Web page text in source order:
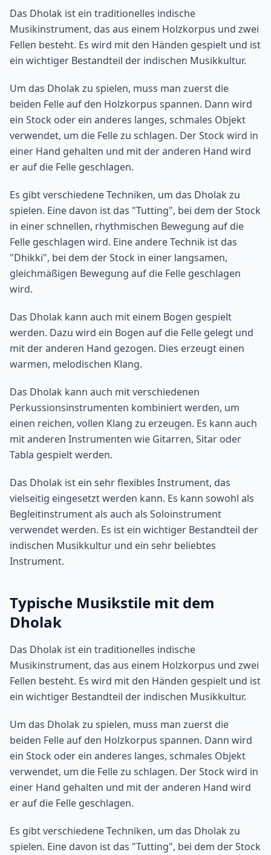
Das Dholak ist ein traditionelles indische
Musikinstrument, das aus einem Holzkorpus und zwei
Fellen besteht. Es wird mit den Händen gespielt und ist
ein wichtiger Bestandteil der indischen Musikkultur.
Um das Dholak zu spielen, muss man zuerst die
beiden Felle auf den Holzkorpus spannen. Dann wird
ein Stock oder ein anderes langes, schmales Objekt
verwendet, um die Felle zu schlagen. Der Stock wird in
einer Hand gehalten und mit der anderen Hand wird
er auf die Felle geschlagen.
Es gibt verschiedene Techniken, um das Dholak zu
spielen. Eine davon ist das "Tutting", bei dem der Stock
in einer schnellen, rhythmischen Bewegung auf die
Felle geschlagen wird. Eine andere Technik ist das
"Dhikki", bei dem der Stock in einer langsamen,
gleichmäßigen Bewegung auf die Felle geschlagen
wird.
Das Dholak kann auch mit einem Bogen gespielt
werden. Dazu wird ein Bogen auf die Felle gelegt und
mit der anderen Hand gezogen. Dies erzeugt einen
warmen, melodischen Klang.
Das Dholak kann auch mit verschiedenen
Perkussionsinstrumenten kombiniert werden, um
einen reichen, vollen Klang zu erzeugen. Es kann auch
mit anderen Instrumenten wie Gitarren, Sitar oder
Tabla gespielt werden.
Das Dholak ist ein sehr flexibles Instrument, das
vielseitig eingesetzt werden kann. Es kann sowohl als
Begleitinstrument als auch als Soloinstrument
verwendet werden. Es ist ein wichtiger Bestandteil der
indischen Musikkultur und ein sehr beliebtes
Instrument.
Typische Musikstile mit dem
Dholak
Das Dholak ist ein traditionelles indische
Musikinstrument, das aus einem Holzkorpus und zwei
Fellen besteht. Es wird mit den Händen gespielt und ist
ein wichtiger Bestandteil der indischen Musikkultur.
Um das Dholak zu spielen, muss man zuerst die
beiden Felle auf den Holzkorpus spannen. Dann wird
ein Stock oder ein anderes langes, schmales Objekt
verwendet, um die Felle zu schlagen. Der Stock wird in
einer Hand gehalten und mit der anderen Hand wird
er auf die Felle geschlagen.
Es gibt verschiedene Techniken, um das Dholak zu
spielen. Eine davon ist das "Tutting", bei dem der Stock